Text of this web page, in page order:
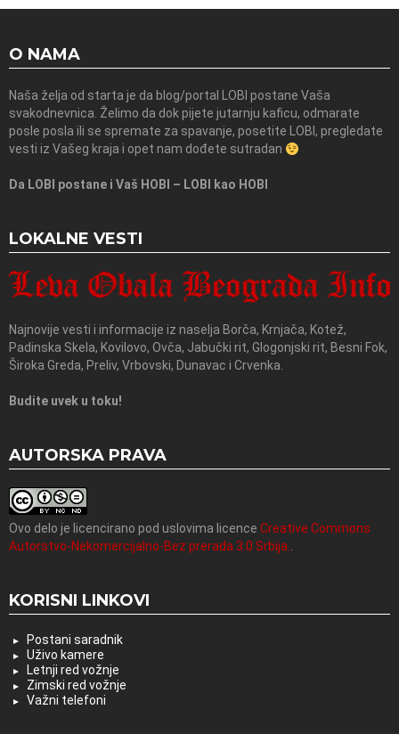
O NAMA
Naša želja od starta je da blog/portal LOBI postane Vaša
svakodnevnica. Želimo da dok pijete jutarnju kaficu, odmarate
posle posla ili se spremate za spavanje, posetite LOBI, pregledate
vesti iz Vašeg kraja i opet nam dođete sutradan
Da LOBI postane i Vaš HOBI – LOBI kao HOBI
LOKALNE VESTI
Najnovije vesti i informacije iz naselja Borča, Krnjača, Kotež,
Padinska Skela, Kovilovo, Ovča, Jabučki rit, Glogonjski rit, Besni Fok,
Široka Greda, Preliv, Vrbovski, Dunavac i Crvenka.
Budite uvek u toku!
AUTORSKA PRAVA
Ovo delo je licencirano pod uslovima licence Creative Commons
Autorstvo-Nekomercijalno-Bez prerada 3.0 Srbija.
KORISNI LINKOVI
Postani saradnik
Uživo kamere
Letnji red vožnje
Zimski red vožnje
Važni telefoni